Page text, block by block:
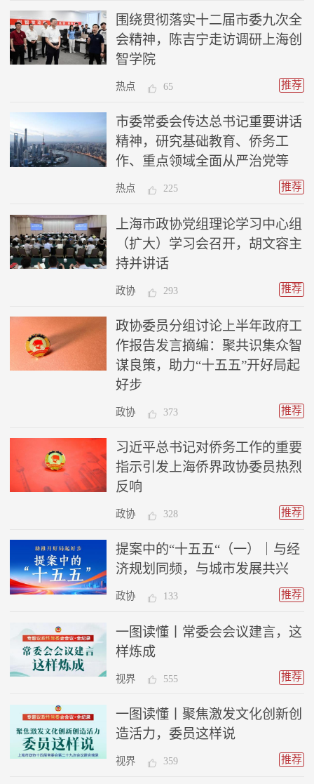
围绕贯彻落实十二届市委九次全
会精神，陈吉宁走访调研上海创
智学院
热点 65 推荐
市委常委会传达总书记重要讲话
精神，研究基础教育、侨务工
作、重点领域全面从严治党等
热点 225 推荐
上海市政协党组理论学习中心组
（扩大）学习会召开，胡文容主
持并讲话
政协 293 推荐
政协委员分组讨论上半年政府工
作报告发言摘编：聚共识集众智
谋良策，助力“十五五”开好局起
好步
政协 373 推荐
习近平总书记对侨务工作的重要
指示引发上海侨界政协委员热烈
反响
政协 328 推荐
提案中的“十五五“（一）｜与经
济规划同频，与城市发展共兴
政协 133 推荐
一图读懂丨常委会会议建言，这
样炼成
视界 555 推荐
一图读懂丨聚焦激发文化创新创
造活力，委员这样说
视界 359 推荐